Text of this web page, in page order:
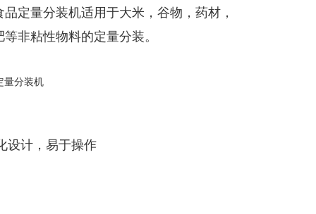
定量分装机适用于大米，谷物，药材，
非粘性物料的定量分装。
设计，易于操作